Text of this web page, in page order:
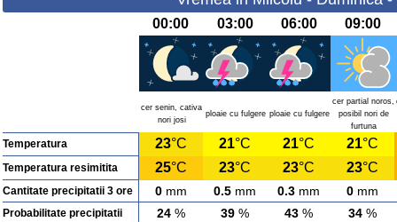
00:00 03:00 06:00 09:00
cer senin, cativa
nori josi
ploaie cu fulgere ploaie cu fulgere
cer partial noros,
posibil nori de
furtuna
Temperatura 23°C 21°C 21°C 21°C
Temperatura resimitita 25°C 23°C 23°C 23°C
Cantitate precipitatii 3 ore 0 mm 0.5 mm 0.3 mm 0 mm
Probabilitate precipitatii 24 % 39 % 43 % 34 %